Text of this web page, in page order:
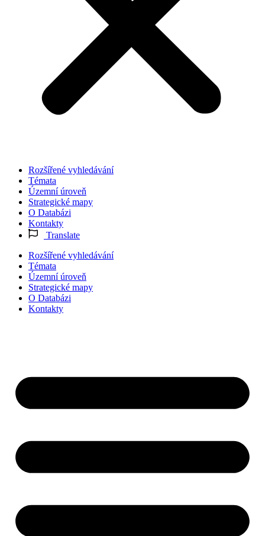
Rozšířené vyhledávání
Témata
Územní úroveň
Strategické mapy
O Databázi
Kontakty
Translate
Rozšířené vyhledávání
Témata
Územní úroveň
Strategické mapy
O Databázi
Kontakty